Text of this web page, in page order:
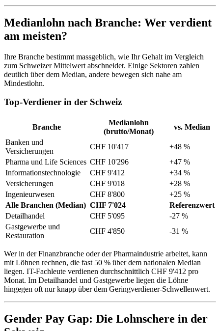
Medianlohn nach Branche: Wer verdient
am meisten?
Ihre Branche bestimmt massgeblich, wie Ihr Gehalt im Vergleich
zum Schweizer Mittelwert abschneidet. Einige Sektoren zahlen
deutlich über dem Median, andere bewegen sich nahe am
Mindestlohn.
Top-Verdiener in der Schweiz
Branche
Medianlohn
(brutto/Monat)
vs. Median
Banken und
Versicherungen
CHF 10'417
+48 %
Pharma und Life Sciences CHF 10'296
+47 %
Informationstechnologie
CHF 9'412
+34 %
Versicherungen
CHF 9'018
+28 %
Ingenieurwesen
CHF 8'800
+25 %
Alle Branchen (Median) CHF 7'024
Referenzwert
Detailhandel
CHF 5'095
-27 %
Gastgewerbe und
Restauration
CHF 4'850 -31 %
Wer in der Finanzbranche oder der Pharmaindustrie arbeitet, kann
mit Löhnen rechnen, die fast 50 % über dem nationalen Median
liegen. IT-Fachleute verdienen durchschnittlich CHF 9'412 pro
Monat. Im Detailhandel und Gastgewerbe liegen die Löhne
hingegen oft nur knapp über dem Geringverdiener-Schwellenwert.
Gender Pay Gap: Die Lohnschere in der